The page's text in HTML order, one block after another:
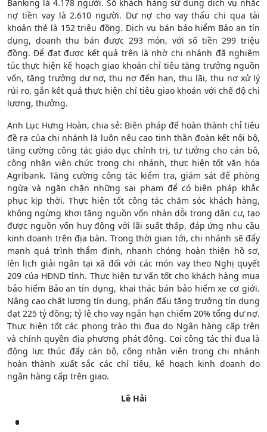
Banking là 4.178 người. Số khách hàng sử dụng dịch vụ nhắc
nợ tiền vay là 2.610 người. Dư nợ cho vay thấu chi qua tài
khoản thẻ là 152 triệu đồng. Dịch vụ bán bảo hiểm Bảo an tín
dụng, doanh thu bán được 293 món, với số tiền 299 triệu
đồng. Để đạt được kết quả trên là nhờ chi nhánh đã nghiêm
túc thực hiện kế hoạch giao khoán chỉ tiêu tăng trưởng nguồn
vốn, tăng trưởng dư nợ, thu nợ đến hạn, thu lãi, thu nợ xử lý
rủi ro, gắn kết quả thực hiện chỉ tiêu giao khoán với chế độ chi
lương, thưởng.
Anh Lục Hưng Hoàn, chia sẻ: Biện pháp để hoàn thành chỉ tiêu
đề ra của chi nhánh là luôn nêu cao tinh thần đoàn kết nội bộ,
tăng cường công tác giáo dục chính trị, tư tưởng cho cán bô,
công nhân viên chức trong chi nhánh, thực hiện tốt văn hóa
Agribank. Tăng cường công tác kiểm tra, giám sát để phòng
ngừa và ngăn chặn những sai phạm để có biện pháp khắc
phục kịp thời. Thực hiện tốt công tác chăm sóc khách hàng,
không ngừng khơi tăng nguồn vốn nhàn dỗi trong dân cư, tạo
được nguồn vốn huy động với lãi suất thấp, đáp ứng nhu cầu
kinh doanh trên địa bàn. Trong thời gian tới, chi nhánh sẽ đẩy
mạnh quá trình thẩm định, nhanh chóng hoàn thiện hồ sơ,
lên lịch giải ngân tại xã đối với các món vay theo Nghị quyết
209 của HĐND tỉnh. Thực hiện tư vấn tốt cho khách hàng mua
bảo hiểm Bảo an tín dụng, khai thác bán bảo hiểm xe cơ giới.
Nâng cao chất lượng tín dụng, phấn đấu tăng trưởng tín dụng
đạt 225 tỷ đồng; tỷ lệ cho vay ngắn hạn chiếm 20% tổng dư nợ.
Thực hiện tốt các phong trào thi đua do Ngân hàng cấp trên
và chính quyền địa phương phát động. Coi công tác thi đua là
động lực thúc đẩy cán bộ, công nhân viên trong chi nhánh
hoàn thành xuất sắc các chỉ tiêu, kế hoạch kinh doanh do
ngân hàng cấp trên giao.
Lê Hải